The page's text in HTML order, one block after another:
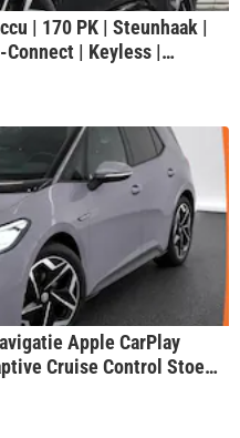
| 170 PK | Steunhaak |
| Keyless |
Apple CarPlay
Cruise Control Stoel-
Control